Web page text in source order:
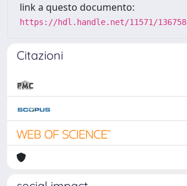
link a questo documento:
https://hdl.handle.net/11571/136758
Citazioni